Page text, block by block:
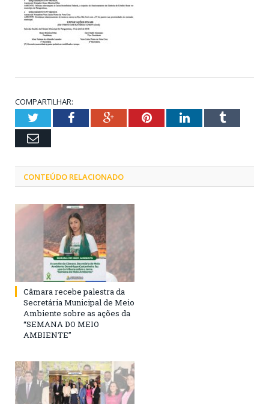
COMPARTILHAR:
TwitterFacebookGoogle+PinterestLinkedInTumblr
Email
CONTEÚDO RELACIONADO
Câmara recebe palestra da
Secretária Municipal de Meio
Ambiente sobre as ações da
“SEMANA DO MEIO
AMBIENTE”